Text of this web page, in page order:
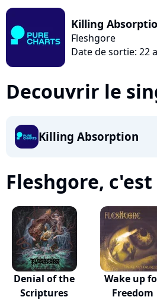
Killing
Fleshgore
Date de sortie: 22
Decouvrir le
Killing Absorption
Fleshgore, c'est
Denial of the
Scriptures
Wake up
Freedom